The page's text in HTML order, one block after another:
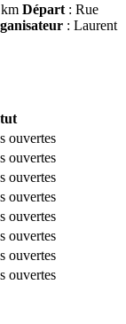
Départ : Rue
: Laurent
ouvertes
ouvertes
ouvertes
ouvertes
ouvertes
ouvertes
ouvertes
ouvertes